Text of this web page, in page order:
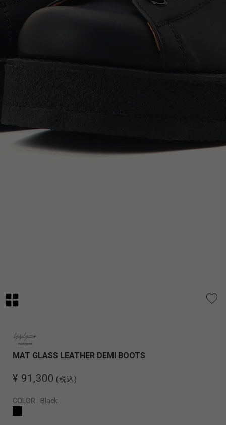
MAT GLASS LEATHER DEMI BOOTS
¥ 91,300 (税込)
COLOR : Black